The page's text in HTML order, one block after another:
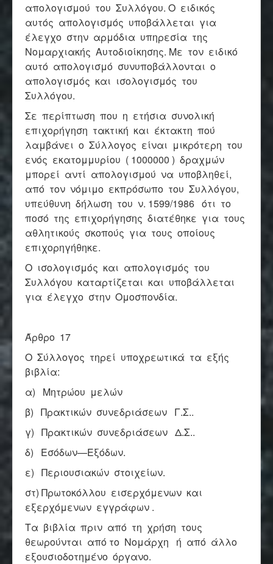
απολογισμού του Συλλόγου. Ο ειδικός
αυτός απολογισμός υποβάλλεται για
έλεγχο στην αρμόδια υπηρεσία της
Νομαρχιακής Αυτοδιοίκησης. Με τον ειδικό
αυτό απολογισμό συνυποβάλλονται ο
απολογισμός και ισολογισμός του
Συλλόγου.
Σε περίπτωση που η ετήσια συνολική
επιχορήγηση τακτική και έκτακτη πού
λαμβάνει ο Σύλλογος είναι μικρότερη του
ενός εκατομμυρίου ( 1000000 ) δραχμών
μπορεί αντί απολογισμού να υποβληθεί,
από τον νόμιμο εκπρόσωπο του Συλλόγου,
υπεύθυνη δήλωση του ν. 1599/1986 ότι το
ποσό της επιχορήγησης διατέθηκε για τους
αθλητικούς σκοπούς για τους οποίους
επιχορηγήθηκε.
Ο ισολογισμός και απολογισμός του
Συλλόγου καταρτίζεται και υποβάλλεται
για έλεγχο στην Ομοσπονδία.
Άρθρο 17
Ο Σύλλογος τηρεί υποχρεωτικά τα εξής
βιβλία:
α) Μητρώου μελών
β) Πρακτικών συνεδριάσεων Γ.Σ..
γ) Πρακτικών συνεδριάσεων Δ.Σ..
δ) Εσόδων—Εξόδων.
ε) Περιουσιακών στοιχείων.
στ) Πρωτοκόλλου εισερχόμενων και
εξερχόμενων εγγράφων .
Τα βιβλία πριν από τη χρήση τους
θεωρούνται από το Νομάρχη ή από άλλο
εξουσιοδοτημένο όργανο.